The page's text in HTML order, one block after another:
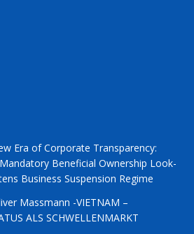
Era of Corporate Transparency:
Beneficial Ownership Look-
Business Suspension Regime
Massmann -VIETNAM –
ALS SCHWELLENMARKT